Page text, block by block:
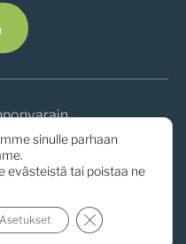
sinulle parhaan
evästeistä tai poistaa ne
Asetukset Sulje